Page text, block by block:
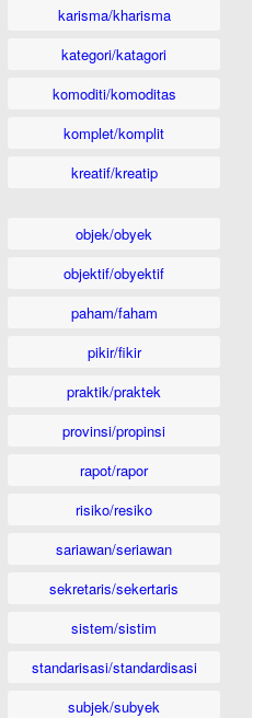
karisma/kharisma
kategori/katagori
komoditi/komoditas
komplet/komplit
kreatif/kreatip
objek/obyek
objektif/obyektif
paham/faham
pikir/fikir
praktik/praktek
provinsi/propinsi
rapot/rapor
risiko/resiko
sariawan/seriawan
sekretaris/sekertaris
sistem/sistim
standarisasi/standardisasi
subjek/subyek